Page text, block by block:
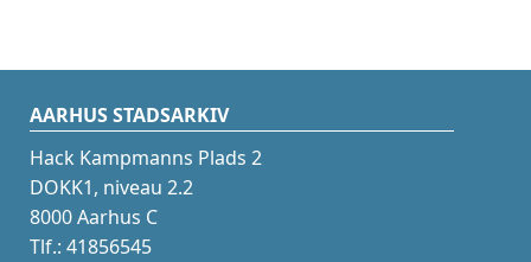
AARHUS STADSARKIV
Hack Kampmanns Plads 2
DOKK1, niveau 2.2
8000 Aarhus C
Tlf.: 41856545